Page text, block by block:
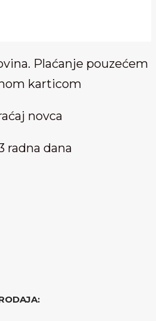
Plaćanje pouzećem
karticom
novca
radna dana